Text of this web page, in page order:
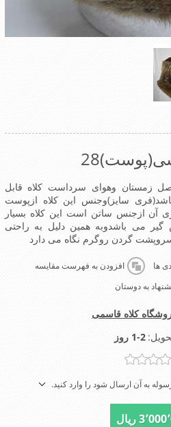
زمستان وهوای سرداست کلاه قابل
درسایزهای 58-59می باشد(فری سایز)وجنس این کلاه ازپوست
آن ازجنس ساتن است این کلاه بسیار
می باشدوبه همین دلیل به راحتی
گردن روگرم نگاه می دارد
ها افزودن به فهرست مقایسه
به دوستان
کلاه قاسمی
1-2 روز
به آن ارسال شود را وارد کنید.
ریال